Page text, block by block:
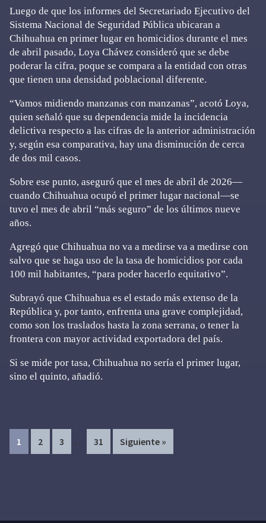
Luego de que los informes del Secretariado Ejecutivo del
Sistema Nacional de Seguridad Pública ubicaran a
Chihuahua en primer lugar en homicidios durante el mes
de abril pasado, Loya Chávez consideró que se debe
poderar la cifra, poque se compara a la entidad con otras
que tienen una densidad poblacional diferente.
“Vamos midiendo manzanas con manzanas”, acotó Loya,
quien señaló que su dependencia mide la incidencia
delictiva respecto a las cifras de la anterior administración
y, según esa comparativa, hay una disminución de cerca
de dos mil casos.
Sobre ese punto, aseguró que el mes de abril de 2026—
cuando Chihuahua ocupó el primer lugar nacional—se
tuvo el mes de abril “más seguro” de los últimos nueve
años.
Agregó que Chihuahua no va a medirse va a medirse con
salvo que se haga uso de la tasa de homicidios por cada
100 mil habitantes, “para poder hacerlo equitativo”.
Subrayó que Chihuahua es el estado más extenso de la
República y, por tanto, enfrenta una grave complejidad,
como son los traslados hasta la zona serrana, o tener la
frontera con mayor actividad exportadora del país.
Si se mide por tasa, Chihuahua no sería el primer lugar,
sino el quinto, añadió.
Page
1 Page
2 Page
3
Interim
pages
… Page
31 Siguiente »